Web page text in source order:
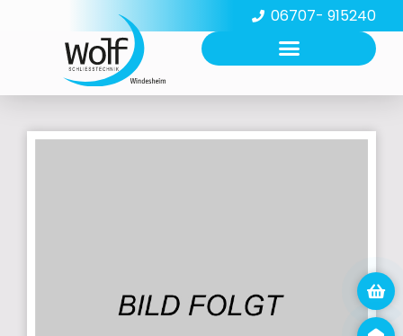
06707- 915240